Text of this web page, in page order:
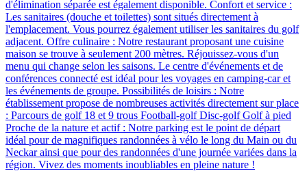
d'élimination séparée est également disponible. Confort et service :
Les sanitaires (douche et toilettes) sont situés directement à
l'emplacement. Vous pourrez également utiliser les sanitaires du golf
adjacent. Offre culinaire : Notre restaurant proposant une cuisine
maison se trouve à seulement 200 mètres. Réjouissez-vous d'un
menu qui change selon les saisons. Le centre d'événements et de
conférences connecté est idéal pour les voyages en camping-car et
les événements de groupe. Possibilités de loisirs : Notre
établissement propose de nombreuses activités directement sur place
: Parcours de golf 18 et 9 trous Football-golf Disc-golf Golf à pied
Proche de la nature et actif : Notre parking est le point de départ
idéal pour de magnifiques randonnées à vélo le long du Main ou du
Neckar ainsi que pour des randonnées d'une journée variées dans la
région. Vivez des moments inoubliables en pleine nature !